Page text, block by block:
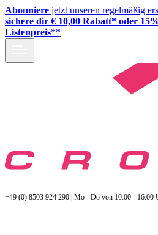
Abonniere jetzt unseren regelmäßig
sichere dir € 10,00 Rabatt* oder
Listenpreis**
+49 (0) 8503 924 290 | Mo - Do von 10:00 - 16:00